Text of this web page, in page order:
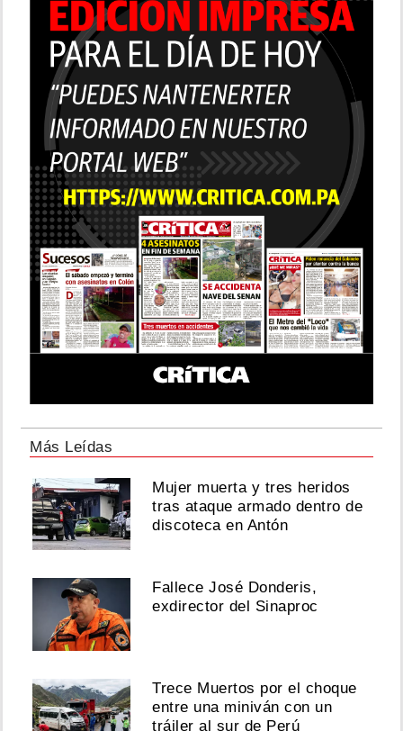
Más Leídas
Mujer muerta y tres heridos
tras ataque armado dentro de
discoteca en Antón
Fallece José Donderis,
exdirector del Sinaproc
Trece Muertos por el choque
entre una miniván con un
tráiler al sur de Perú